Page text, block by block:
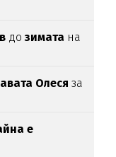
дозимата на
Олеся за
е